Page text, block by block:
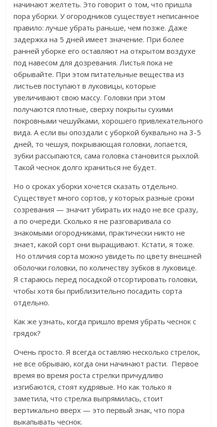
начинают желтеть. Это говорит о том, что пришла
пора уборки. У огородников существует неписанное
правило: лучше убрать раньше, чем позже. Даже
задержка на 5 дней имеет значение. При более
ранней уборке его оставляют на открытом воздухе
под навесом для дозревания. Листья пока не
обрывайте. При этом питательные вещества из
листьев поступают в луковицы, которые
увеличивают свою массу. Головки при этом
получаются плотные, сверху покрыты сухими
покровными чешуйками, хорошего привлекательного
вида. А если вы опоздали с уборкой буквально на 3-5
дней, то чешуя, покрывающая головки, лопается,
зубки рассыпаются, сама головка становится рыхлой.
Такой чеснок долго храниться не будет.
Но о сроках уборки хочется сказать отдельно.
Существует много сортов, у которых разные сроки
созревания — значит убирать их надо не все сразу,
а по очереди. Сколько я не разговаривала со
знакомыми огородниками, практически никто не
знает, какой сорт они выращивают. Кстати, я тоже.
Но отличия сорта можно увидеть по цвету внешней
оболочки головки, по количеству зубков в луковице.
Я стараюсь перед посадкой отсортировать головки,
чтобы хотя бы приблизительно посадить сорта
отдельно.
Как же узнать, когда пришло время убрать чеснок с
грядок?
Очень просто. Я всегда оставляю несколько стрелок,
не все обрываю, когда они начинают расти. Первое
время во время роста стрелки причудливо
изгибаются, стоят кудрявые. Но как только я
заметила, что стрелка выпрямилась, стоит
вертикально вверх — это первый знак, что пора
выкапывать чеснок.